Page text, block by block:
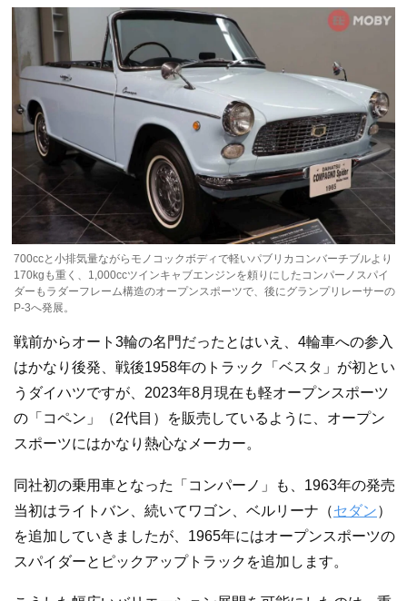
700ccと小排気量ながらモノコックボディで軽いパブリカコンバーチブルより
170kgも重く、1,000ccツインキャブエンジンを頼りにしたコンパーノスパイ
ダーもラダーフレーム構造のオープンスポーツで、後にグランプリレーサーの
P-3へ発展。
戦前からオート3輪の名門だったとはいえ、4輪車への参入
はかなり後発、戦後1958年のトラック「ベスタ」が初とい
うダイハツですが、2023年8月現在も軽オープンスポーツ
の「コペン」（2代目）を販売しているように、オープン
スポーツにはかなり熱心なメーカー。
同社初の乗用車となった「コンパーノ」も、1963年の発売
当初はライトバン、続いてワゴン、ベルリーナ（セダン）
を追加していきましたが、1965年にはオープンスポーツの
スパイダーとピックアップトラックを追加します。